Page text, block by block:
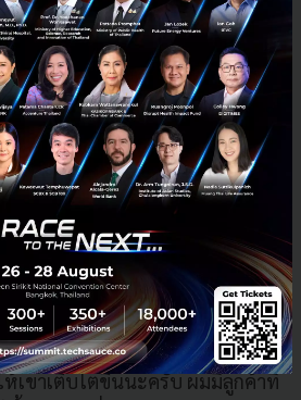
ะไปหาคุณแล้วช่วยอธิบายว่าเรื่องที่
ง
Lambdaซึ่งเป็น Serverless
าก็ต้องบอกว่า ไม่ใช่ทุกๆ งานจะ
ความต้องการด้าน Database หรือ
สบางเคสที่ถ้าใช้งานแล้ว จะช่วย
ศาล มีลูกค้ามาหาผม บอกว่า
งการใช้ Lambda Serverless ก็ช่วย
architect ไม่ต้องรันบน server ก็ได้
ตัวเยอะเลย ซึ่งนั่นก็เป็นความ
อนให้เขาปรับตัวเพื่อสิ่งที่ดีกว่า ยก
ห้เขาเติบโตขึ้นนะครับ ผมมีลูกค้าที่